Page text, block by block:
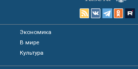
Экономика
В мире
Культура